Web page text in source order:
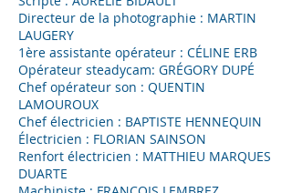
Directeur de la photographie : MARTIN
LAUGERY
1ère assistante opérateur : CÉLINE ERB
Opérateur steadycam: GRÉGORY DUPÉ
Chef opérateur son : QUENTIN
LAMOUROUX
Chef électricien : BAPTISTE HENNEQUIN
Électricien : FLORIAN SAINSON
Renfort électricien : MATTHIEU MARQUES
DUARTE